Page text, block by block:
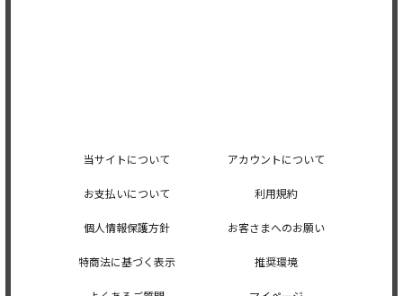
当サイトについて アカウントについて
お支払いについて 利用規約
個人情報保護方針 お客さまへのお願い
特商法に基づく表示 推奨環境